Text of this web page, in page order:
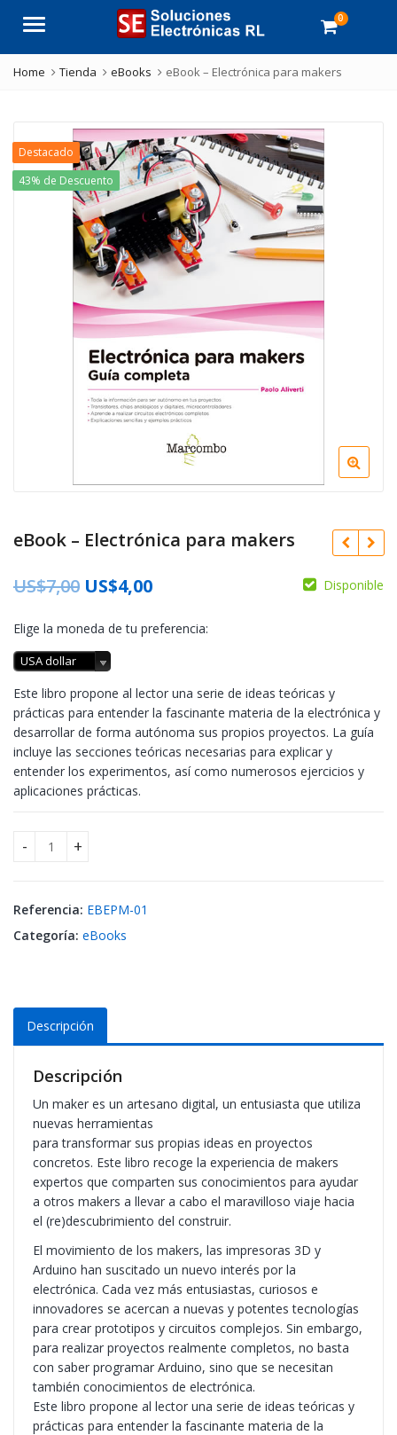
Menu 0
Home Tienda eBooks eBook – Electrónica para makers
Destacado
43% de Descuento
eBook – Electrónica para makers
US$7,00 US$4,00 Disponible
Elige la moneda de tu preferencia:
USA dollar
Este libro propone al lector una serie de ideas teóricas y
prácticas para entender la fascinante materia de la electrónica y
desarrollar de forma autónoma sus propios proyectos. La guía
incluye las secciones teóricas necesarias para explicar y
entender los experimentos, así como numerosos ejercicios y
aplicaciones prácticas.
eBook - Electrónica para makers cantidad
Referencia: EBEPM-01
Categoría: eBooks
Descripción
Descripción
Un maker es un artesano digital, un entusiasta que utiliza
nuevas herramientas
para transformar sus propias ideas en proyectos
concretos. Este libro recoge la experiencia de makers
expertos que comparten sus conocimientos para ayudar
a otros makers a llevar a cabo el maravilloso viaje hacia
el (re)descubrimiento del construir.
El movimiento de los makers, las impresoras 3D y
Arduino han suscitado un nuevo interés por la
electrónica. Cada vez más entusiastas, curiosos e
innovadores se acercan a nuevas y potentes tecnologías
para crear prototipos y circuitos complejos. Sin embargo,
para realizar proyectos realmente completos, no basta
con saber programar Arduino, sino que se necesitan
también conocimientos de electrónica.
Este libro propone al lector una serie de ideas teóricas y
prácticas para entender la fascinante materia de la